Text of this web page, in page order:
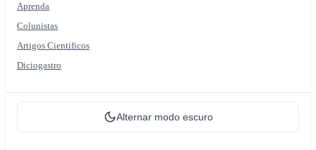
Aprenda
Colunistas
Artigos Cientificos
Diciogastro
Alternar modo escuro